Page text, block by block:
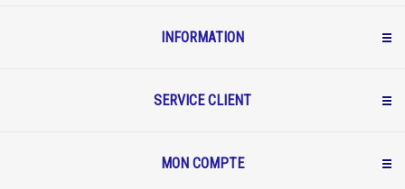
INFORMATION
SERVICE CLIENT
MON COMPTE